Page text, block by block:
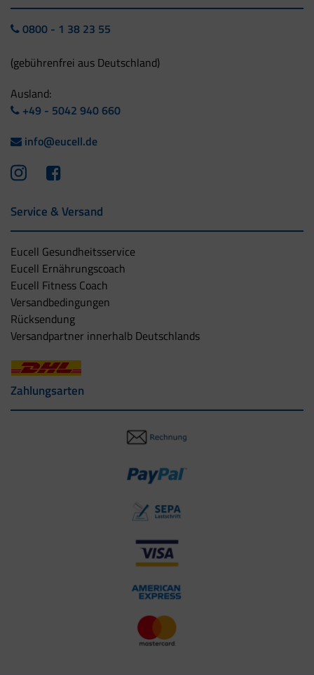
0800 - 1 38 23 55
(gebührenfrei aus Deutschland)
Ausland:
+49 - 5042 940 660
info@eucell.de
Service & Versand
Eucell Gesundheitsservice
Eucell Ernährungscoach
Eucell Fitness Coach
Versandbedingungen
Rücksendung
Versandpartner innerhalb Deutschlands
Zahlungsarten